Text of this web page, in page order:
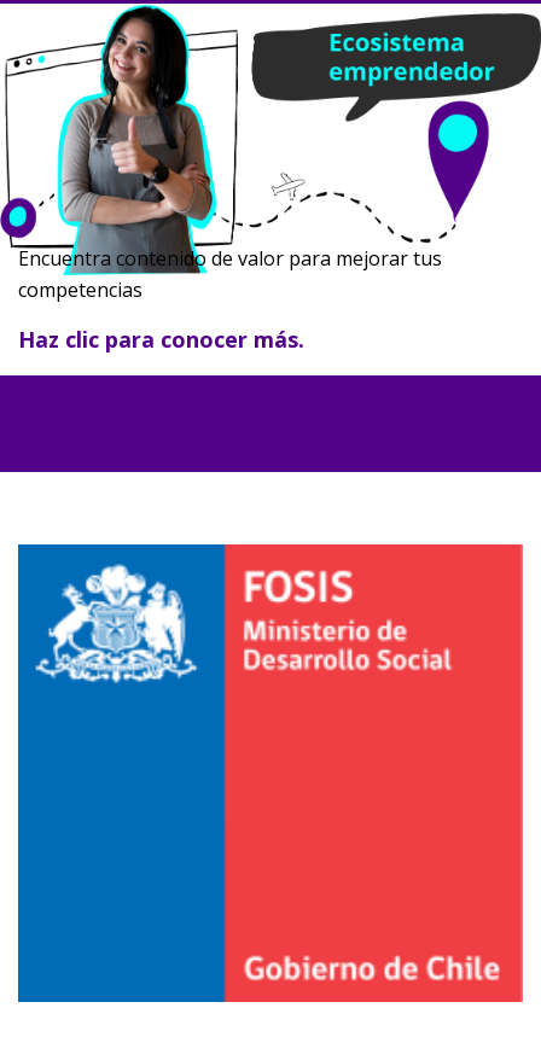
Salta [Cocoon] Parallax
Encuentra contenido de valor para mejorar tus
competencias
Haz clic para conocer más.